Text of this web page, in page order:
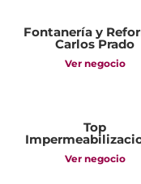
Fontanería y
Carlos Prado
Ver negocio
Top
Ver negocio